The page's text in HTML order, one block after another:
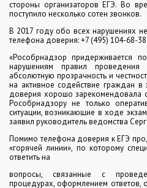
стороны организаторов ЕГЭ. Во
поступило несколько сотен звонков.
В 2017 году обо всех нарушениях
телефона доверия: +7 (495) 104-68-38
«Рособрнадзор придерживается
нарушениям правил
абсолютную прозрачность и
на активное содействие граждан в
доверия хорошо зарекомендовала
Рособрнадзору не только
ситуации, возникающие в ходе
заявил руководитель ведомства
Помимо телефона доверия к ЕГЭ
«горячей линии», по которому
ответить на
вопросы, связанные с
процедурах, оформлением ответов,